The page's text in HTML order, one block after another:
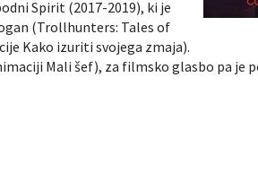
Spirit (2017-2019), ki je
(Trollhunters: Tales of
Kako izuriti svojega zmaja).
Mali šef), za filmsko glasbo pa je